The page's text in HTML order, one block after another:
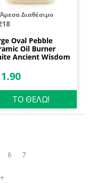
Άμεσα Διαθέσιμο
Oval Pebble
Oil Burner
Ancient Wisdom
ΤΟ ΘΕΛΩ!
6 7